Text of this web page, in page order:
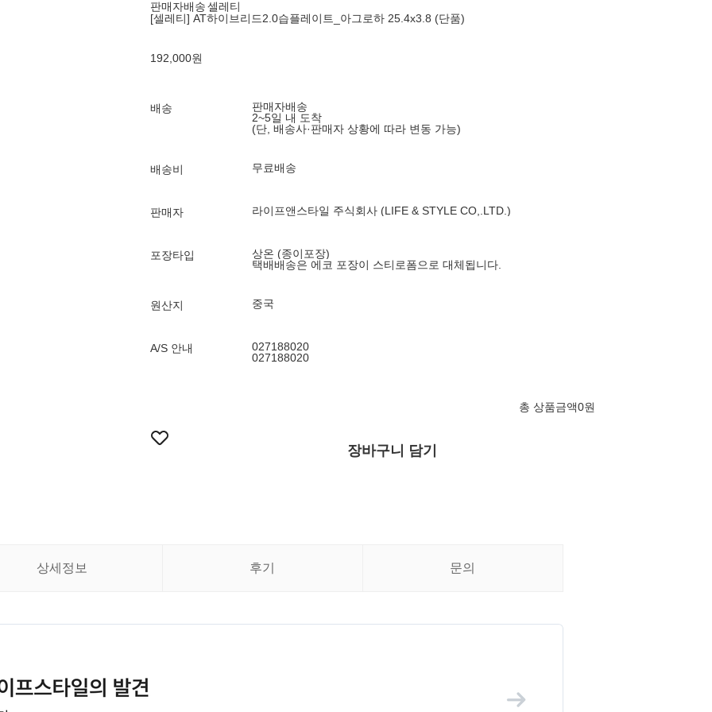
판매자배송셀레티
[셀레티] AT하이브리드2.0습플레이트_아그로하 25.4x3.8 (단품)
192,000원
배송
판매자배송
2~5일 내 도착
(단, 배송사·판매자 상황에 따라 변동 가능)
배송비 무료배송
판매자 라이프앤스타일 주식회사 (LIFE & STYLE CO,.LTD.)
포장타입
상온 (종이포장)
택배배송은 에코 포장이 스티로폼으로 대체됩니다.
원산지 중국
A/S 안내
027188020
027188020
총 상품금액0원
장바구니 담기
상세정보 후기 문의